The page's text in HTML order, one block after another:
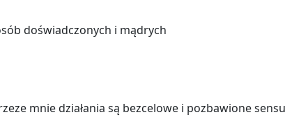
do­świad­czo­nych i mą­drych
mnie dzia­ła­nia są bez­ce­lo­we i po­zba­wio­ne sensu